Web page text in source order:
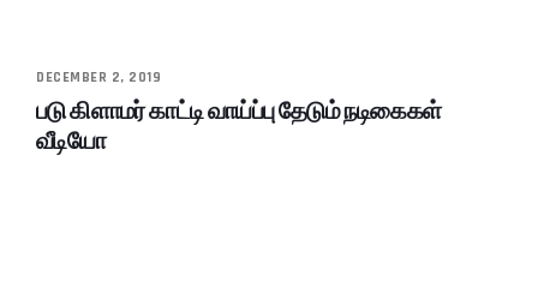
DECEMBER 2, 2019
படு கிளாமர் காட்டி வாய்ப்பு தேடும் நடிகைகள்
வீடியோ